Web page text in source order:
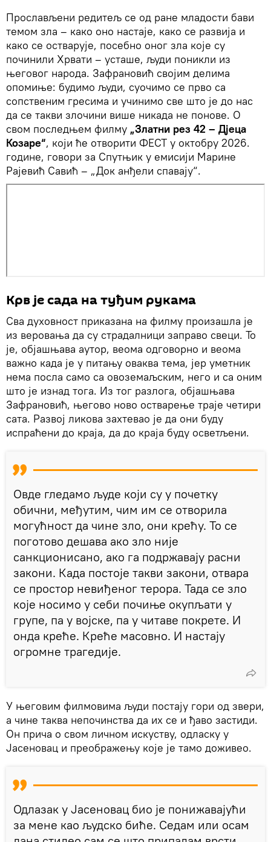
Прослављени редитељ се од ране младости бави
темом зла – како оно настаје, како се развија и
како се остварује, посебно оног зла које су
починили Хрвати – усташе, људи поникли из
његовог народа. Зафрановић својим делима
опомиње: будимо људи, суочимо се прво са
сопственим гресима и учинимо све што је до нас
да се такви злочини више никада не понове. О
свом последњем филму „Златни рез 42 – Дјеца
Козаре“, који ће отворити ФЕСТ у октобру 2026.
године, говори за Спутњик у емисији Марине
Рајевић Савић – „Док анђели спавају“.
Крв је сада на туђим рукама
Сва духовност приказана на филму произашла је
из веровања да су страдалници заправо свеци. То
је, објашњава аутор, веома одговорно и веома
важно када је у питању оваква тема, јер уметник
нема посла само са овоземаљским, него и са оним
што је изнад тога. Из тог разлога, објашњава
Зафрановић, његово ново остварење траје четири
сата. Развој ликова захтевао је да они буду
испраћени до краја, да до краја буду осветљени.
Овде гледамо људе који су у почетку
обични, међутим, чим им се отворила
могућност да чине зло, они крећу. То се
поготово дешава ако зло није
санкционисано, ако га подржавају расни
закони. Када постоје такви закони, отвара
се простор невиђеног терора. Тада се зло
које носимо у себи почиње окупљати у
групе, па у војске, па у читаве покрете. И
онда креће. Креће масовно. И настају
огромне трагедије.
У његовим филмовима људи постају гори од звери,
а чине таква непочинства да их се и ђаво застиди.
Он прича о свом личном искуству, одласку у
Јасеновац и преображењу које је тамо доживео.
Одлазак у Јасеновац био је понижавајући
за мене као људско биће. Седам или осам